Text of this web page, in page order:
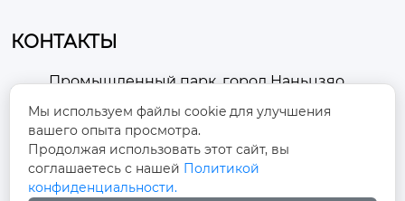
КОНТАКТЫ

Промышленный парк, город Наньцзяо,
район Чжоуцунь, город Цзыбо, провинция
Шаньдун
 winston-xu@hengdingfan.com
Мы используем файлы cookie для улучшения
вашего опыта просмотра.
Продолжая использовать этот сайт, вы
соглашаетесь с нашей Политикой
конфиденциальности.